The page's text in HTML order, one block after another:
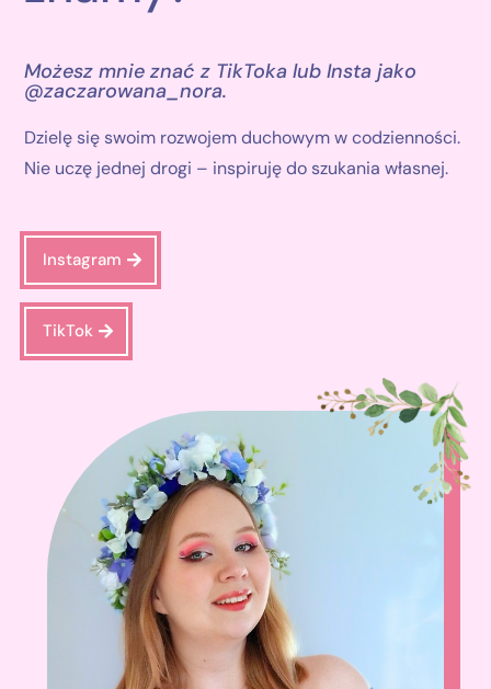
Możesz mnie znać z TikToka lub Insta jako
@zaczarowana_nora.
Dzielę się swoim rozwojem duchowym w codzienności.
Nie uczę jednej drogi – inspiruję do szukania własnej.
Instagram
TikTok